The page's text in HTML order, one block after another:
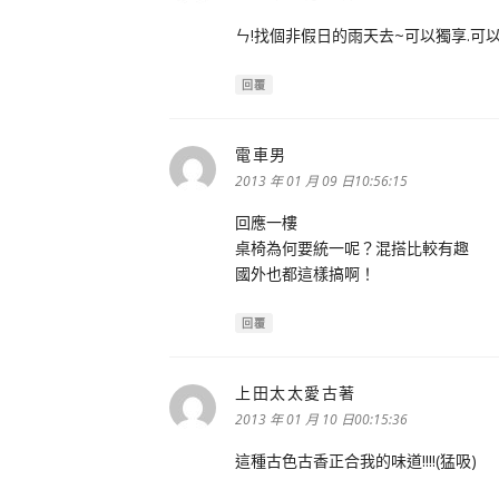
ㄣ!找個非假日的雨天去~可以獨享.可
回覆
電車男
示:
2013 年 01 月 09 日10:56:15
回應一樓
桌椅為何要統一呢？混搭比較有趣
國外也都這樣搞啊！
回覆
上田太太愛古著
示:
2013 年 01 月 10 日00:15:36
這種古色古香正合我的味道!!!!(猛吸)